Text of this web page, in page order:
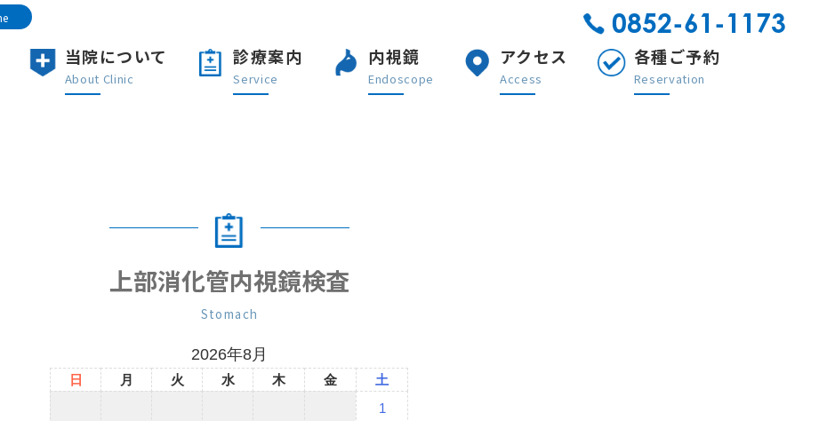
当院について
About Clinic
診療案内
Service
内視鏡
Endoscope
アクセス
Access
各種ご予約
Reservation
0852-61-1173
上部消化管内視鏡検査
Stomach
2026年8月
日 月 火 水 木 金
土
1